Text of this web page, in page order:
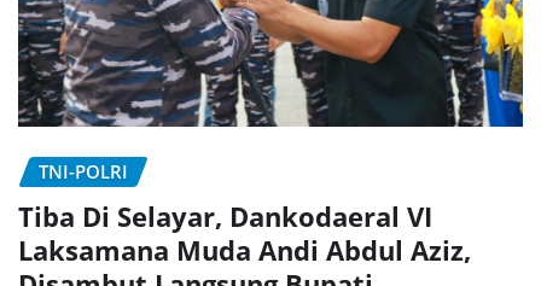
TNI-POLRI
Tiba Di Selayar, Dankodaeral VI
Laksamana Muda Andi Abdul Aziz,